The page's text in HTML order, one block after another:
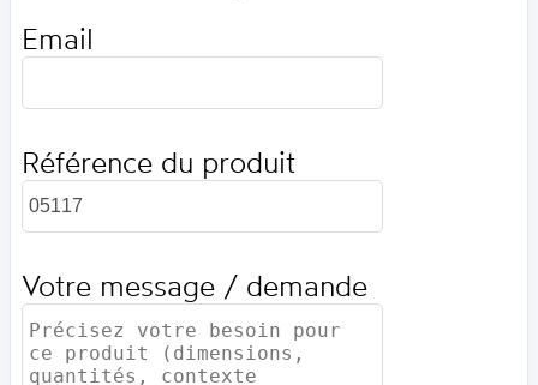
Email
Référence du produit
Votre message / demande